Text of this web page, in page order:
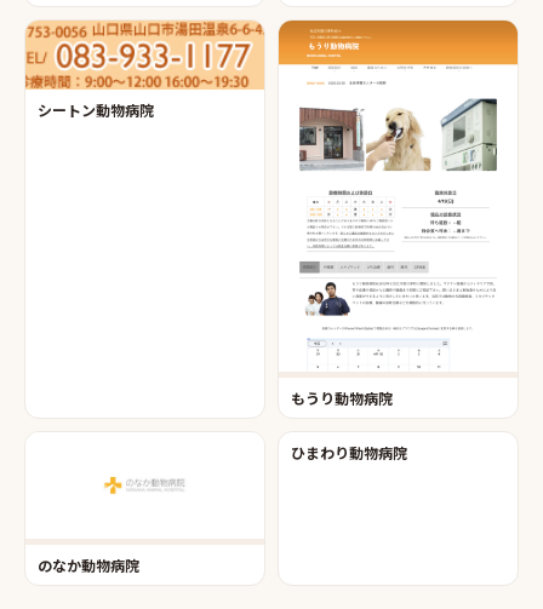
シートン動物病院
もうり動物病院
のなか動物病院
ひまわり動物病院